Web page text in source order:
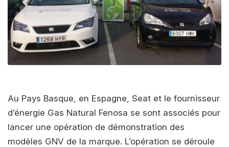
Au Pays Basque, en Espagne, Seat et le fournisseur
d’énergie Gas Natural Fenosa se sont associés pour
lancer une opération de démonstration des
modèles GNV de la marque. L’opération se déroule